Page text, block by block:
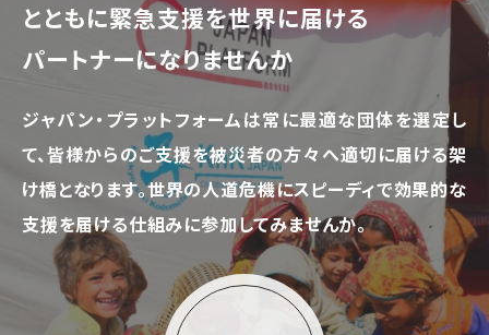
とともに緊急支援を世界に届ける
パートナーになりませんか
ジャパン・プラットフォームは常に最適な団体を選定し
て、皆様からのご支援を被災者の方々へ適切に届ける架
け橋となります。世界の人道危機にスピーディで効果的な
支援を届ける仕組みに参加してみませんか。